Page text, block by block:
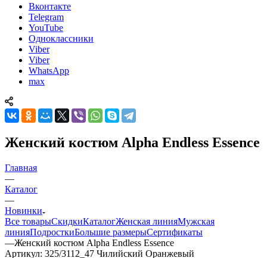
Вконтакте
Telegram
YouTube
Одноклассники
Viber
Viber
WhatsApp
max
Женский костюм Alpha Endless Essence
Главная
—
Каталог
—
Новинки
Все товарыСкидкиКаталогЖенская линияМужская
линияПодросткиБольшие размерыСертификаты
—Женский костюм Alpha Endless Essence
Артикул: 325/3112_47 Чилийский Оранжевый